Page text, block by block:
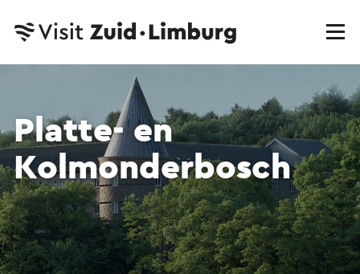
Platte- en
Kolmonderbosch